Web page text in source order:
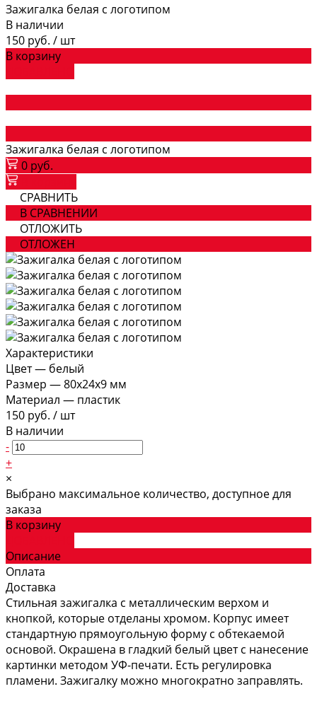
Зажигалка белая с логотипом
В наличии
150 руб. / шт
В корзину
Зажигалка белая с логотипом
0 руб.
СРАВНИТЬ
В СРАВНЕНИИ
ОТЛОЖИТЬ
ОТЛОЖЕН
Характеристики
Цвет— белый
Размер —80x24x9 мм
Материал — пластик
150 руб. / шт
В наличии
-
+
×
Выбрано максимальное количество, доступное для
заказа
В корзину
Описание
Оплата
Доставка
Стильная зажигалка с металлическим верхом и
кнопкой, которые отделаны хромом. Корпус имеет
стандартную прямоугольную форму с обтекаемой
основой. Окрашена в гладкий белый цвет с нанесение
картинки методом УФ-печати. Есть регулировка
пламени. Зажигалку можно многократно заправлять.